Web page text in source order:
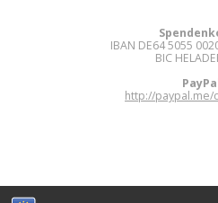
IBAN DE64 5055
BIC
http://paypal.me/